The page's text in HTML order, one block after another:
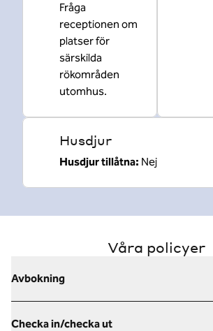
Fråga
receptionen om
platser för
särskilda
rökområden
utomhus.
Husdjur
Husdjur tillåtna: Nej
Våra policyer
Avbokning
Checka in/checka ut